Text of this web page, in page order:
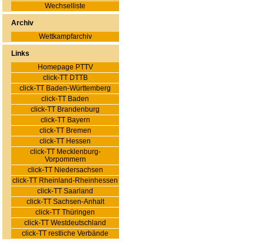
Wechselliste
Archiv
Wettkampfarchiv
Links
Homepage PTTV
click-TT DTTB
click-TT Baden-Württemberg
click-TT Baden
click-TT Brandenburg
click-TT Bayern
click-TT Bremen
click-TT Hessen
click-TT Mecklenburg-
Vorpommern
click-TT Niedersachsen
click-TT Rheinland-Rheinhessen
click-TT Saarland
click-TT Sachsen-Anhalt
click-TT Thüringen
click-TT Westdeutschland
click-TT restliche Verbände